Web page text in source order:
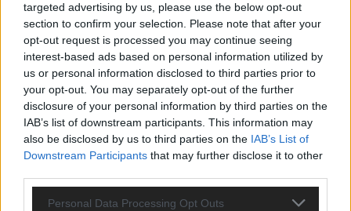
targeted advertising by us, please use the below opt-out
section to confirm your selection. Please note that after your
opt-out request is processed you may continue seeing
interest-based ads based on personal information utilized by
us or personal information disclosed to third parties prior to
your opt-out. You may separately opt-out of the further
disclosure of your personal information by third parties on the
IAB’s list of downstream participants. This information may
also be disclosed by us to third parties on the IAB’s List of
Downstream Participants that may further disclose it to other
Personal Data Processing Opt Outs